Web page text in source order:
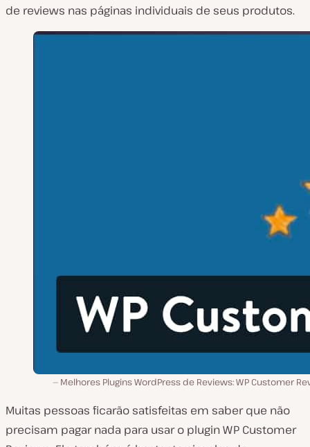
de reviews nas páginas individuais de seus produtos.
Melhores Plugins WordPress de Reviews: WP Customer
Muitas pessoas ficarão satisfeitas em saber que não
precisam pagar nada para usar o plugin WP Customer